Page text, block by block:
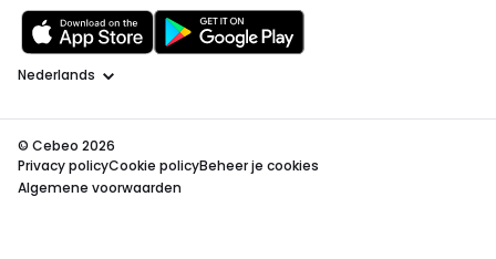
Taal
© Cebeo 2026
Privacy policyCookie policyBeheer je cookies
Algemene voorwaarden